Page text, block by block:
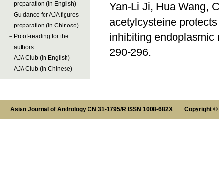
preparation (in English)
－ Guidance for AJA figures
preparation (in Chinese)
－ Proof-reading for the
authors
－ AJA Club (in English)
－ AJA Club (in Chinese)
Yan-Li Ji, Hua Wang,
acetylcysteine
inhibiting endoplasmic
290-296.
Asian Journal of Andrology CN 31-1795/R ISSN 1008-682X